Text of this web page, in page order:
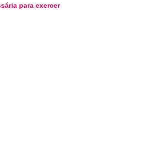
para exercer